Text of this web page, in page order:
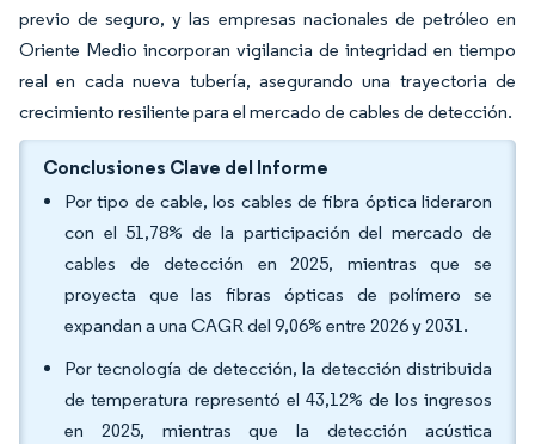
previo de seguro, y las empresas nacionales de petróleo en
Oriente Medio incorporan vigilancia de integridad en tiempo
real en cada nueva tubería, asegurando una trayectoria de
crecimiento resiliente para el mercado de cables de detección.
Conclusiones Clave del Informe
Por tipo de cable, los cables de fibra óptica lideraron
con el 51,78% de la participación del mercado de
cables de detección en 2025, mientras que se
proyecta que las fibras ópticas de polímero se
expandan a una CAGR del 9,06% entre 2026 y 2031.
Por tecnología de detección, la detección distribuida
de temperatura representó el 43,12% de los ingresos
en 2025, mientras que la detección acústica